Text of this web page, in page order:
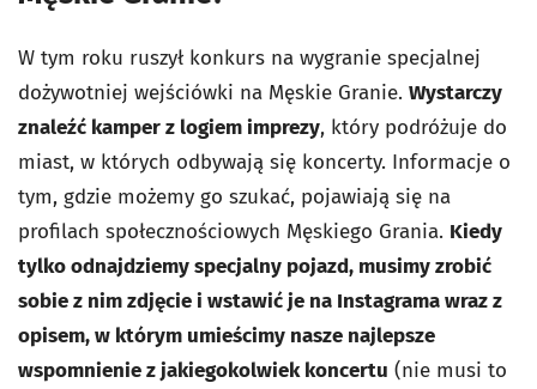
W tym roku ruszył konkurs na wygranie specjalnej
dożywotniej wejściówki na Męskie Granie. Wystarczy
znaleźć kamper z logiem imprezy, który podróżuje do
miast, w których odbywają się koncerty. Informacje o
tym, gdzie możemy go szukać, pojawiają się na
profilach społecznościowych Męskiego Grania. Kiedy
tylko odnajdziemy specjalny pojazd, musimy zrobić
sobie z nim zdjęcie i wstawić je na Instagrama wraz z
opisem, w którym umieścimy nasze najlepsze
wspomnienie z jakiegokolwiek koncertu (nie musi to